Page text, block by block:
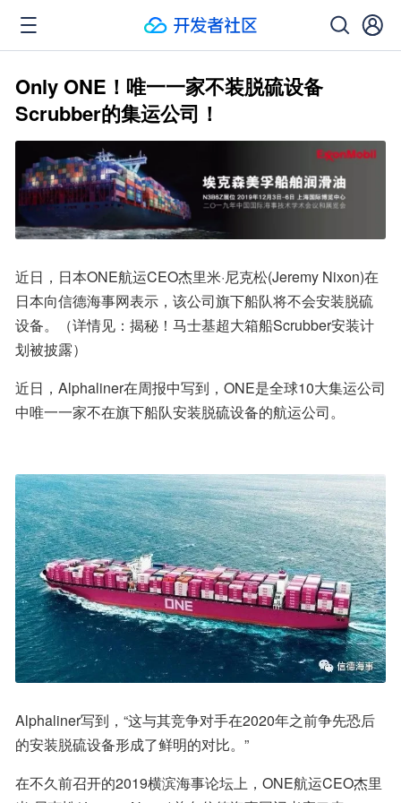
Only ONE！唯一一家不装脱硫设备
Scrubber的集运公司！
近日，日本ONE航运CEO杰里米·尼克松(Jeremy Nixon)在
日本向信德海事网表示，该公司旗下船队将不会安装脱硫
设备。（详情见：揭秘！马士基超大箱船Scrubber安装计
划被披露）
近日，Alphaliner在周报中写到，ONE是全球10大集运公司
中唯一一家不在旗下船队安装脱硫设备的航运公司。
Alphaliner写到，“这与其竞争对手在2020年之前争先恐后
的安装脱硫设备形成了鲜明的对比。”
在不久前召开的2019横滨海事论坛上，ONE航运CEO杰里